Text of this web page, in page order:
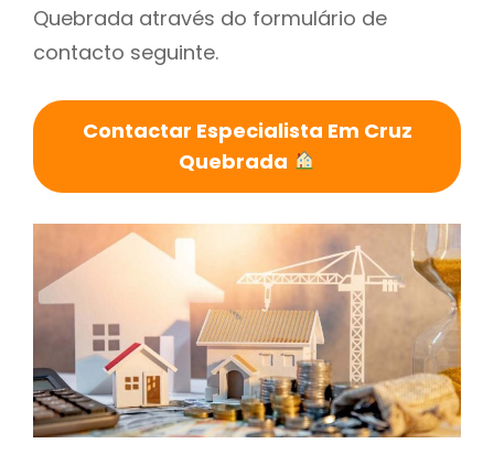
Quebrada através do formulário de
contacto seguinte.
Contactar Especialista Em Cruz
Quebrada